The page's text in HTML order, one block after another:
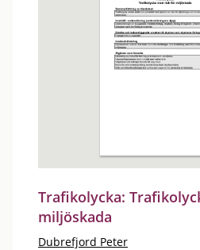
Trafikolycka:
miljöskada
Dubrefjord Peter